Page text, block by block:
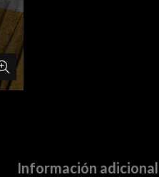
Información adicional